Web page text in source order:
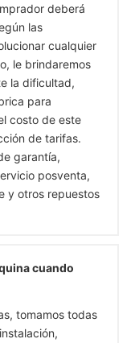
deberá
las
cualquier
le brindaremos
la dificultad,
para
costo de este
de tarifas.
garantía,
posventa,
y otros repuestos
cuando
tomamos todas